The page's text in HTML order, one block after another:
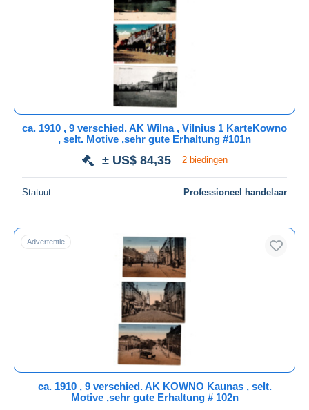
Veilingen zonder biedingen
Veilinghuizen
Eindigt binnen
Prijs
Alleen met korting
Gratis levering
Bankoverschrijving
Mastercard
Bancontact
Maestro
ca. 1910 , 9 verschied. AK Wilna , Vilnius 1 KarteKowno
, selt. Motive ,sehr gute Erhaltung #101n
± US$ 84,35 2 biedingen
Statuut Professioneel handelaar
Advertentie
ca. 1910 , 9 verschied. AK KOWNO Kaunas , selt.
Motive ,sehr gute Erhaltung # 102n